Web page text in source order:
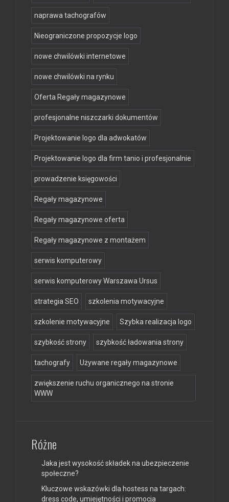
naprawa tachografów
Nieograniczone propozycje logo
nowe chwilówki internetowe
nowe chwilówki na rynku
Oferta Regały magazynowe
profesjonalne niszczarki dokumentów
Projektowanie logo dla adwokatów
Projektowanie logo dla firm tanio i profesjonalnie
prowadzenie księgowości
Regały magazynowe
Regały magazynowe oferta
Regały magazynowe z montażem
serwis komputerowy
serwis komputerowy Warszawa Ursus
strategia SEO szkolenia motywacyjne
szkolenie motywacyjne Szybka realizacja logo
szybkość strony szybkość ładowania strony
tachografy Używane regały magazynowe
zwiększenie ruchu organicznego na stronie
WWW
Różne
Jaka jest wysokość składek na ubezpieczenie
społeczne?
Kluczowe wskazówki dla hostess na targach:
dress code, umiejętności i promocja